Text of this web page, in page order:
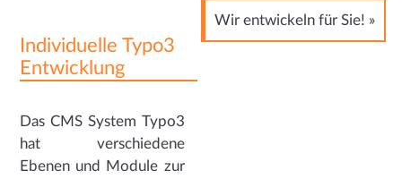
Wir entwickeln für Sie! »
Individuelle Typo3
Entwicklung
Das CMS System Typo3
hat verschiedene
Ebenen und Module zur